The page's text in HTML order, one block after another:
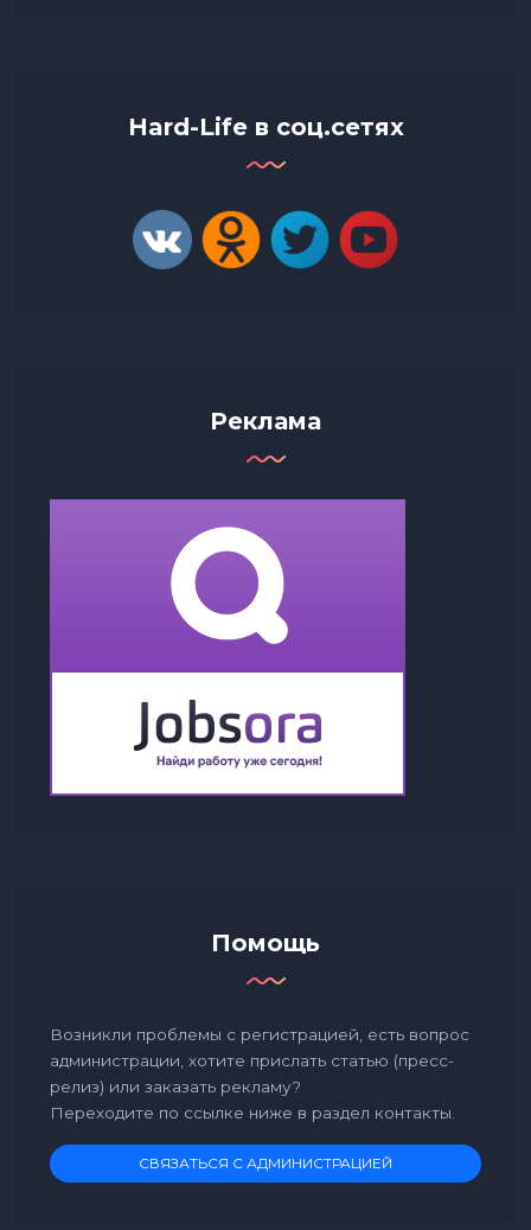
Hard-Life в соц.сетях
Реклама
Помощь
Возникли проблемы с регистрацией, есть вопрос
администрации, хотите прислать статью (пресс-
релиз) или заказать рекламу?
Переходите по ссылке ниже в раздел контакты.
СВЯЗАТЬСЯ С АДМИНИСТРАЦИЕЙ